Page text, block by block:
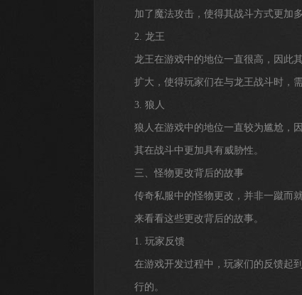
加了魔法攻击，使得其战斗方式更加多
2. 龙王
龙王在游戏中的地位一直很高，因此
扩大，使得玩家们在与龙王战斗时，
3. 狼人
狼人在游戏中的地位一直较为尴尬，
其在战斗中更加具有威胁性。
三、怪物更改背后的故事
传奇私服中的怪物更改，并非一蹴而
来看看这些更改背后的故事。
1. 玩家反馈
在游戏开发过程中，玩家们的反馈起
行的。